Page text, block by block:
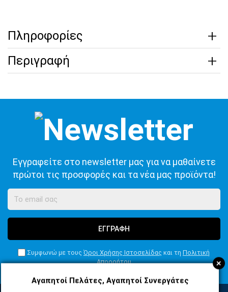
+
Αγαπητοί Πελάτες, Αγαπητοί Συνεργάτες
Πληροφορίες
Περιγραφή
Εγγραφείτε στο newsletter μας για να μαθαίνετε
πρώτοι τις προσφορές και τα νέα μας προϊόντα!
ΕΓΓΡΑΦΗ
Συμφωνώ με τους Όροι Χρήσης Ιστοσελίδας και τη Πολιτική
Απορρήτου